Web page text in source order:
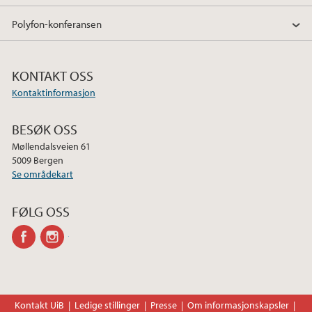
Polyfon-konferansen
KONTAKT OSS
Kontaktinformasjon
BESØK OSS
Møllendalsveien 61
5009 Bergen
Se områdekart
FØLG OSS
facebook
Kontakt UiB Ledige stillinger Presse Om informasjonskapsler